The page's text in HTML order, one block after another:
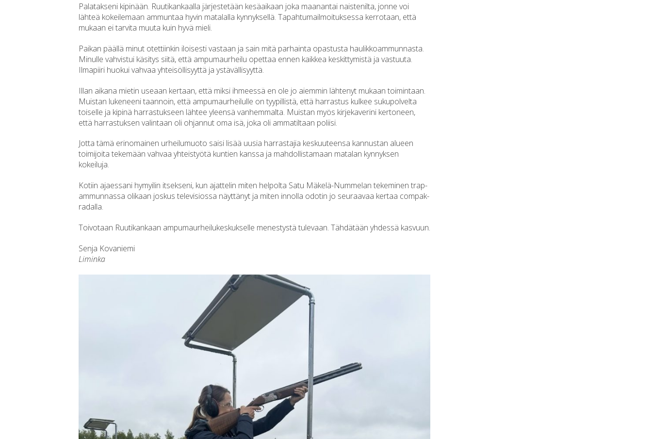
Palatakseni kipinään. Ruutikankaalla järjestetään kesäaikaan joka maanantai naistenilta, jonne voi
lähteä kokeilemaan ammuntaa hyvin matalalla kynnyksellä. Tapahtumailmoituksessa kerrotaan, että
mukaan ei tarvita muuta kuin hyvä mieli.
Paikan päällä minut otettiinkin iloisesti vastaan ja sain mitä parhainta opastusta haulikkoammunnasta.
Minulle vahvistui käsitys siitä, että ampumaurheilu opettaa ennen kaikkea keskittymistä ja vastuuta.
Ilmapiiri huokui vahvaa yhteisöllisyyttä ja ystävällisyyttä.
Illan aikana mietin useaan kertaan, että miksi ihmeessä en ole jo aiemmin lähtenyt mukaan toimintaan.
Muistan lukeneeni taannoin, että ampumaurheilulle on tyypillistä, että harrastus kulkee sukupolvelta
toiselle ja kipinä harrastukseen lähtee yleensä vanhemmalta. Muistan myös kirjekaverini kertoneen,
että harrastuksen valintaan oli ohjannut oma isä, joka oli ammatiltaan poliisi.
Jotta tämä erinomainen urheilumuoto saisi lisää uusia harrastajia keskuuteensa kannustan alueen
toimijoita tekemään vahvaa yhteistyötä kuntien kanssa ja mahdollistamaan matalan kynnyksen
kokeiluja.
Kotiin ajaessani hymyilin itsekseni, kun ajattelin miten helpolta Satu Mäkelä-Nummelan tekeminen trap-
ammunnassa olikaan joskus televisiossa näyttänyt ja miten innolla odotin jo seuraavaa kertaa compak-
radalla.
Toivotaan Ruutikankaan ampumaurheilukeskukselle menestystä tulevaan. Tähdätään yhdessä kasvuun.
Senja Kovaniemi
Liminka